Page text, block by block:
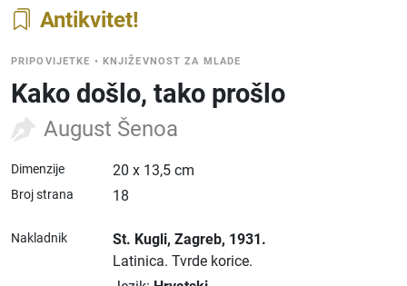
Antikvitet
PRIPOVIJETKE • KNJIŽEVNOST ZA MLADE
Kako došlo, tako prošlo
August Šenoa
Dimenzije 20 x 13,5 cm
Broj strana 18
Nakladnik St. Kugli, Zagreb, 1931.
Latinica. Tvrde korice.